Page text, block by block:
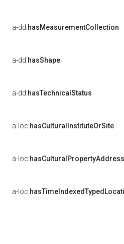
a-dd:hasMeasurementCollection
a-dd:hasShape
a-dd:hasTechnicalStatus
a-loc:hasCulturalInstituteOrSite
a-loc:hasCulturalPropertyAddress
a-loc: